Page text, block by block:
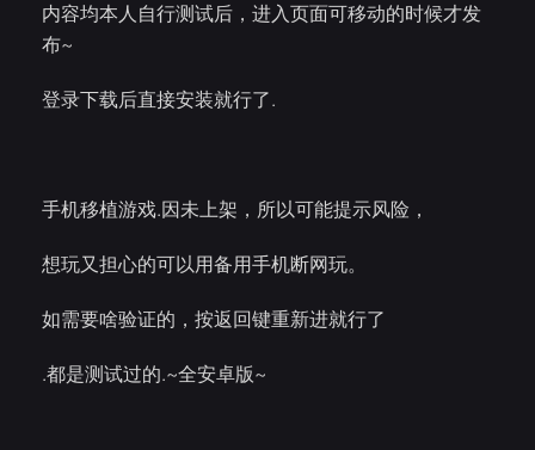
内容均本人自行测试后，进入页面可移动的时候才发
布~
登录下载后直接安装就行了.
手机移植游戏.因未上架，所以可能提示风险，
想玩又担心的可以用备用手机断网玩。
如需要啥验证的，按返回键重新进就行了
.都是测试过的.~全安卓版~